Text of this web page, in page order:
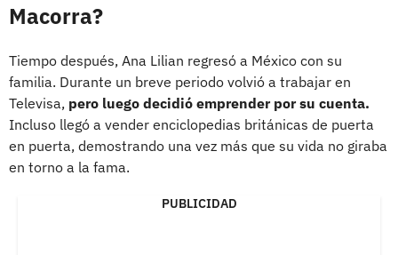
Macorra?
Tiempo después, Ana Lilian regresó a México con su
familia. Durante un breve periodo volvió a trabajar en
Televisa, pero luego decidió emprender por su cuenta.
Incluso llegó a vender enciclopedias británicas de puerta
en puerta, demostrando una vez más que su vida no giraba
en torno a la fama.
PUBLICIDAD